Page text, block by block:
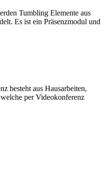
Tumbling Elemente aus
Es ist ein Präsenzmodul und
besteht aus Hausarbeiten,
per Videokonferenz